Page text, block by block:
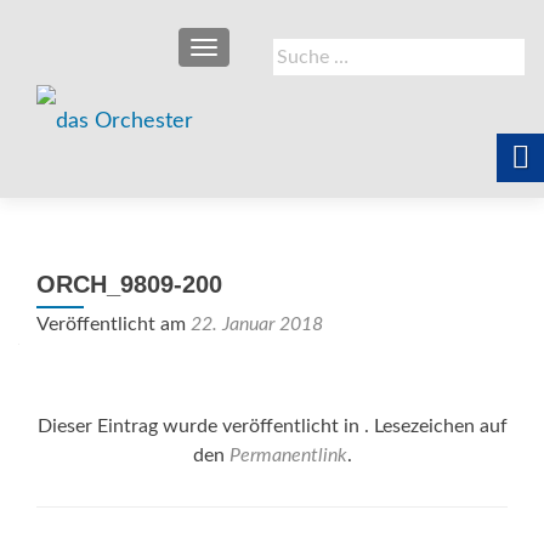
Suche
nach:
SCHALTE NAVIGATION
ORCH_9809-200
Veröffentlicht am 22. Januar 2018
Dieser Eintrag wurde veröffentlicht in . Lesezeichen auf
den Permanentlink.